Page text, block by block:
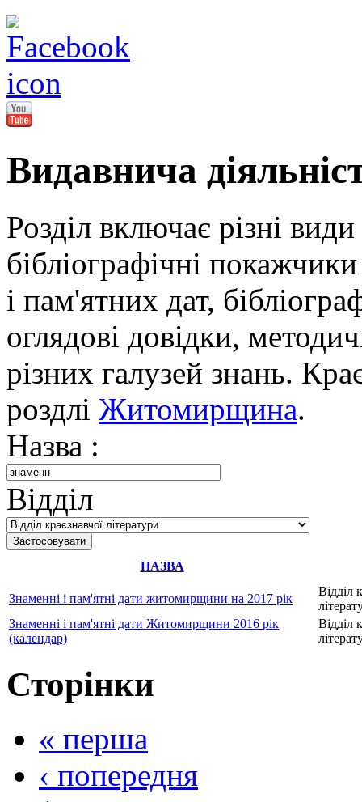
Видавнича
Розділ включає різні
бібліографічні
і пам'ятних дат,
оглядові довідки,
різних галузей знань.
роздлі Житомирщина.
Назва :
Відділ
НАЗВА
Знаменні і пам'ятні дати житомирщини на 2017 рік
Відділ
Знаменні і пам'ятні дати Житомирщини 2016 рік
(календар)
Відділ
Сторінки
« перша
‹ попередня